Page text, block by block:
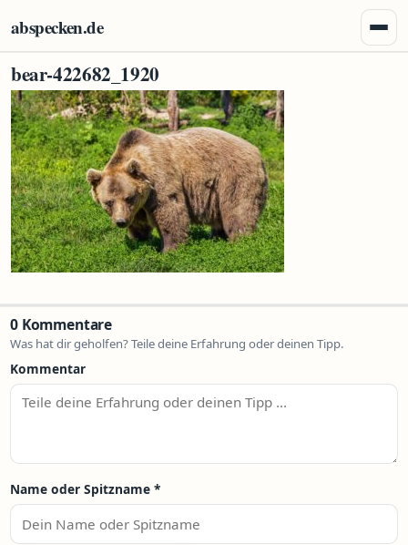
abspecken.de
bear-422682_1920
0 Kommentare
Was hat dir geholfen? Teile deine Erfahrung oder deinen Tipp.
Kommentar
Name oder Spitzname *